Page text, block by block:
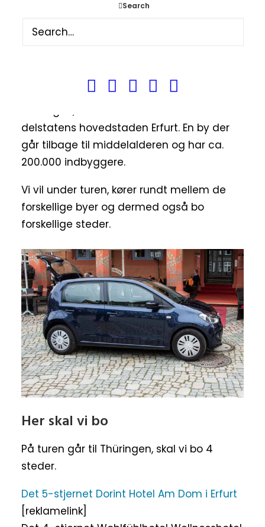
Search
har noget at gøre med kunst og maleren
Onsdag morgen fortsætter turen til
delstatens hovedstaden Erfurt. En by der
går tilbage til middelalderen og har ca.
200.000 indbyggere.
Vi vil under turen, kører rundt mellem de
forskellige byer og dermed også bo
forskellige steder.
Her skal vi bo
På turen går til Thüringen, skal vi bo 4
steder.
Det 5-stjernet Dorint Hotel Am Dom i Erfurt
[reklamelink]